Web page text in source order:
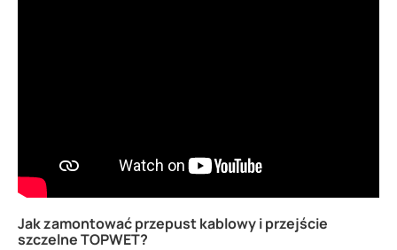
Jak zamontować przepust kablowy i przejście
szczelne TOPWET?